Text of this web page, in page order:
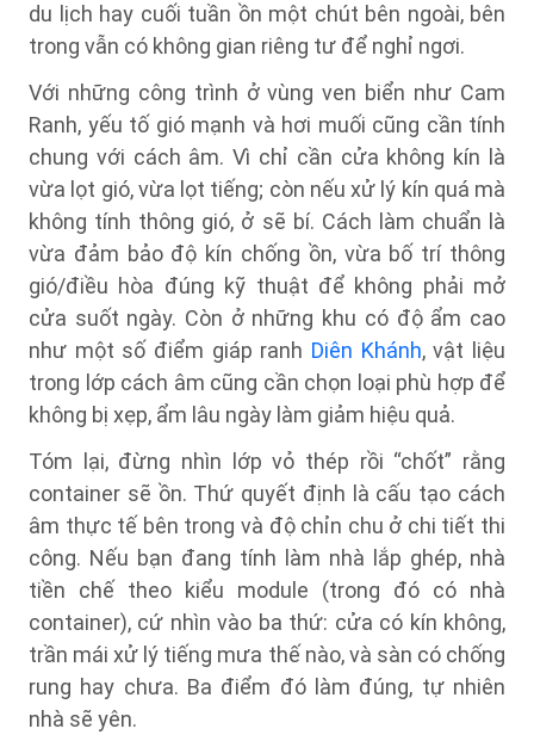
du lịch hay cuối tuần ồn một chút bên ngoài, bên
trong vẫn có không gian riêng tư để nghỉ ngơi.
Với những công trình ở vùng ven biển như Cam
Ranh, yếu tố gió mạnh và hơi muối cũng cần tính
chung với cách âm. Vì chỉ cần cửa không kín là
vừa lọt gió, vừa lọt tiếng; còn nếu xử lý kín quá mà
không tính thông gió, ở sẽ bí. Cách làm chuẩn là
vừa đảm bảo độ kín chống ồn, vừa bố trí thông
gió/điều hòa đúng kỹ thuật để không phải mở
cửa suốt ngày. Còn ở những khu có độ ẩm cao
như một số điểm giáp ranh Diên Khánh, vật liệu
trong lớp cách âm cũng cần chọn loại phù hợp để
không bị xẹp, ẩm lâu ngày làm giảm hiệu quả.
Tóm lại, đừng nhìn lớp vỏ thép rồi “chốt” rằng
container sẽ ồn. Thứ quyết định là cấu tạo cách
âm thực tế bên trong và độ chỉn chu ở chi tiết thi
công. Nếu bạn đang tính làm nhà lắp ghép, nhà
tiền chế theo kiểu module (trong đó có nhà
container), cứ nhìn vào ba thứ: cửa có kín không,
trần mái xử lý tiếng mưa thế nào, và sàn có chống
rung hay chưa. Ba điểm đó làm đúng, tự nhiên
nhà sẽ yên.